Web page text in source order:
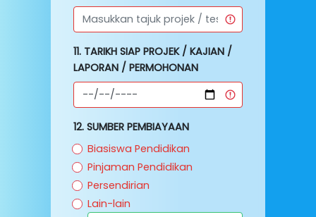
11. TARIKH SIAP PROJEK / KAJIAN /
LAPORAN / PERMOHONAN
12. SUMBER PEMBIAYAAN
Biasiswa Pendidikan
Pinjaman Pendidikan
Persendirian
Lain-lain